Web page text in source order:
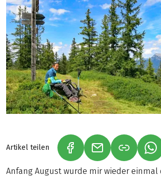
Artikel teilen (LINK ÖFFNET IN
(LINK ÖFFNET IN
Anfang August wurde mir wieder einmal